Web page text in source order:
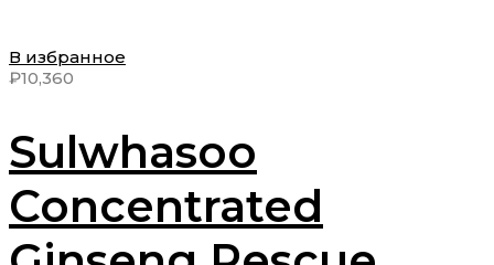
В избранное
₽10,360
Sulwhasoo
Concentrated